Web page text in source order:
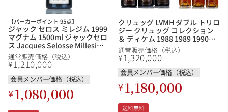
【パーカーポイント 95点】
ジャック セロス ミレジム 1999
マグナム 1500ml ジャックセロ
ス Jacques Selosse Millesime
フランス シャンパン シャンパ
ーニュ
通常販売価格（税込）
¥1,210,000
会員メンバー価格（税込）
¥1,080,000
クリュッグ LVMH ダブル トリロ
ジー クリュッグ コレクション
＆ ディケム 1988 1989 1990
LVMH Double Trilogie Krug
Collection & d'Yquem フラン
ス シャンパーニュ セット
通常販売価格（税込）
¥1,320,000
会員メンバー価格（税込）
¥1,180,000
送料無料